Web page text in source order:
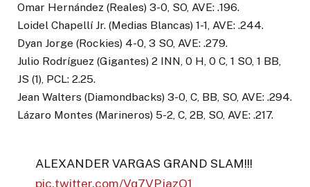
Omar Hernández (Reales) 3-0, SO, AVE: .196.
Loidel Chapellí Jr. (Medias Blancas) 1-1, AVE: .244.
Dyan Jorge (Rockies) 4-0, 3 SO, AVE: .279.
Julio Rodríguez (Gigantes) 2 INN, 0 H, 0 C, 1 SO, 1 BB,
JS (1), PCL: 2.25.
Jean Walters (Diamondbacks) 3-0, C, BB, SO, AVE: .294.
Lázaro Montes (Marineros) 5-2, C, 2B, SO, AVE: .217.
ALEXANDER VARGAS GRAND SLAM!!!
pic.twitter.com/Vq7VPjazQ1